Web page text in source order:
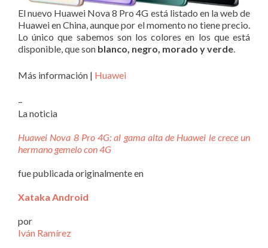
El nuevo Huawei Nova 8 Pro 4G está listado en la web de
Huawei en China, aunque por el momento no tiene precio.
Lo único que sabemos son los colores en los que está
disponible, que son blanco, negro, morado y verde.
Más información | Huawei
–
La noticia
Huawei Nova 8 Pro 4G: al gama alta de Huawei le crece un
hermano gemelo con 4G
fue publicada originalmente en
Xataka Android
por
Iván Ramírez